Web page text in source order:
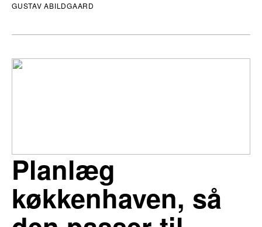
GUSTAV ABILDGAARD
Planlæg
køkkenhaven, så